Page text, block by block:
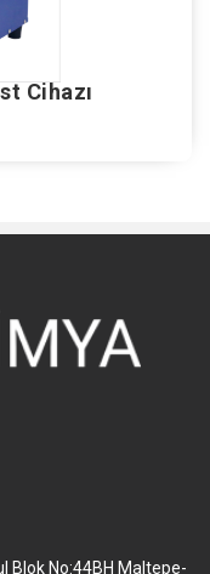
Cihazı
Blok No:44BH Maltepe-